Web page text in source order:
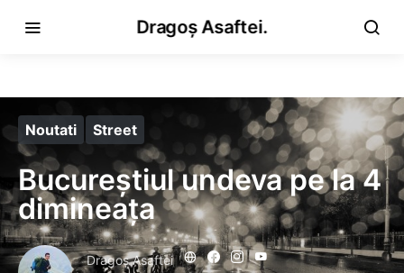
Dragoș Asaftei.
Noutati Street
Bucureștiul undeva pe la 4
dimineața
Dragoş Asaftei